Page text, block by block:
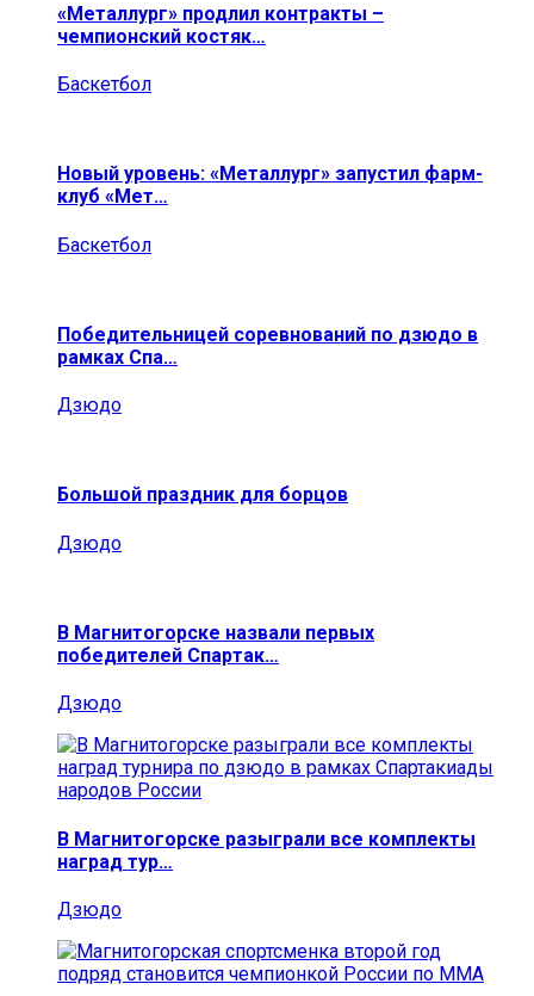
«Металлург» продлил контракты –
чемпионский костяк…
Баскетбол
Новый уровень: «Металлург» запустил фарм-
клуб «Мет…
Баскетбол
Победительницей соревнований по дзюдо в
рамках Спа…
Дзюдо
Большой праздник для борцов
Дзюдо
В Магнитогорске назвали первых
победителей Спартак…
Дзюдо
В Магнитогорске разыграли все комплекты
наград тур…
Дзюдо